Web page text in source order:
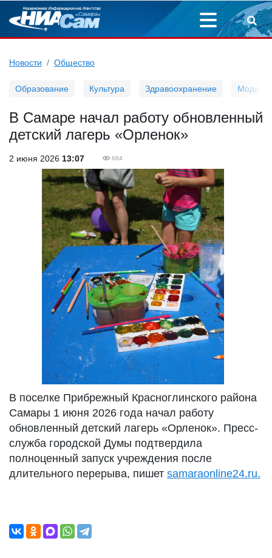
Новости Общество
Образование Культура Здравоохранение Мода
В Самаре начал работу обновленный
детский лагерь «Орленок»
2 июня 2026 13:07 684
В поселке Прибрежный Красноглинского района
Самары 1 июня 2026 года начал работу
обновленный детский лагерь «Орленок». Пресс-
служба городской Думы подтвердила
полноценный запуск учреждения после
длительного перерыва, пишет samaraonline24.ru.